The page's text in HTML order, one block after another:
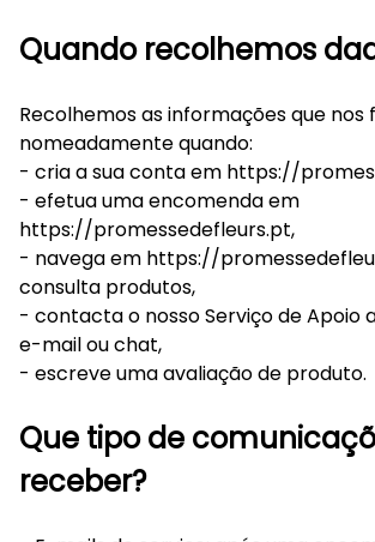
Quando recolhemos
Recolhemos as informações que nos
nomeadamente quando:
- cria a sua conta em https://
- efetua uma encomenda em
https://promessedefleurs.pt,
- navega em https://
consulta produtos,
- contacta o nosso Serviço de Apoio
e-mail ou chat,
- escreve uma avaliação de produto.
Que tipo de
receber?